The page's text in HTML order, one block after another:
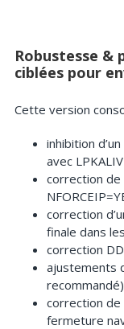
Robustesse &
ciblées pour
Cette version
inhibition
avec
correction
correction
finale dans
correction
ajustements
correction de
fermeture